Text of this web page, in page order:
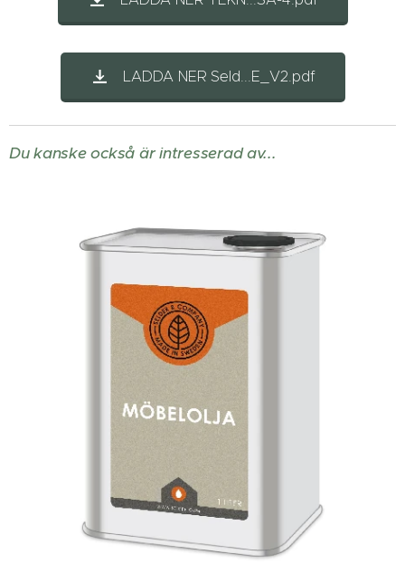
LADDA NER Seld...E_V2.pdf
Du kanske också är intresserad av...